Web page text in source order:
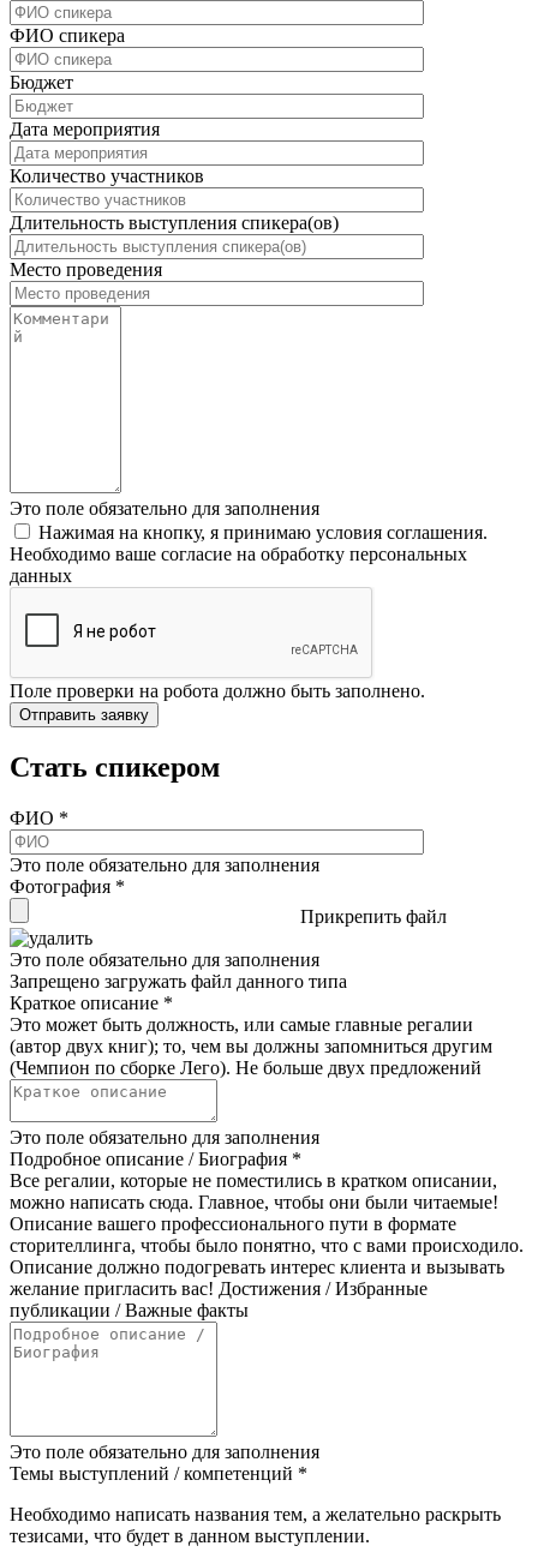
ФИО спикера
Бюджет
Дата мероприятия
Количество участников
Длительность выступления спикера(ов)
Место проведения
Это поле обязательно для заполнения
Нажимая на кнопку, я принимаю условия соглашения.
Необходимо ваше согласие на обработку персональных
данных
Поле проверки на робота должно быть заполнено.
Стать спикером
ФИО *
Это поле обязательно для заполнения
Фотография *
Прикрепить файл
Это поле обязательно для заполнения
Запрещено загружать файл данного типа
Краткое описание *
Это может быть должность, или самые главные регалии
(автор двух книг); то, чем вы должны запомниться другим
(Чемпион по сборке Лего). Не больше двух предложений
Это поле обязательно для заполнения
Подробное описание / Биография *
Все регалии, которые не поместились в кратком описании,
можно написать сюда. Главное, чтобы они были читаемые!
Описание вашего профессионального пути в формате
сторителлинга, чтобы было понятно, что с вами происходило.
Описание должно подогревать интерес клиента и вызывать
желание пригласить вас! Достижения / Избранные
публикации / Важные факты
Это поле обязательно для заполнения
Темы выступлений / компетенций *
Необходимо написать названия тем, а желательно раскрыть
тезисами, что будет в данном выступлении.